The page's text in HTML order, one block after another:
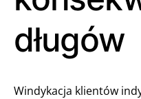
długów
Windykacja klientów